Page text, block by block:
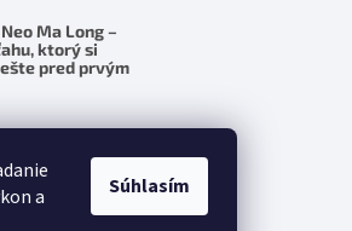
a
Súhlasím
Ma Long –
ktorý si
pred prvým
ZENITH ZC 5.7
ruke